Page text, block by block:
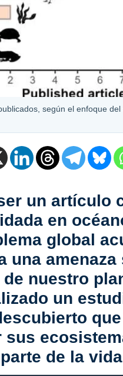
según el enfoque
un artículo
en
global
una
nuestro
un
sus
de la